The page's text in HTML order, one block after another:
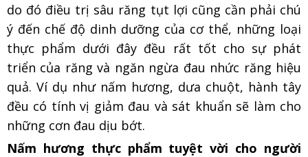
do đó điều trị sâu răng tụt lợi cũng cần phải chú
ý đến chế độ dinh dưỡng của cơ thể, những loại
thực phẩm dưới đây đều rất tốt cho sự phát
triển của răng và ngăn ngừa đau nhức răng hiệu
quả. Ví dụ như nấm hương, dưa chuột, hành tây
đều có tính vị giảm đau và sát khuẩn sẽ làm cho
những cơn đau dịu bớt.
Nấm hương thực phẩm tuyệt vời cho người